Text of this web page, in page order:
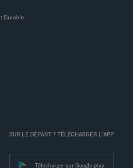
Durable
SUR LE DÉPART ? TÉLÉCHARGER L'APP
Télécharger sur Google play